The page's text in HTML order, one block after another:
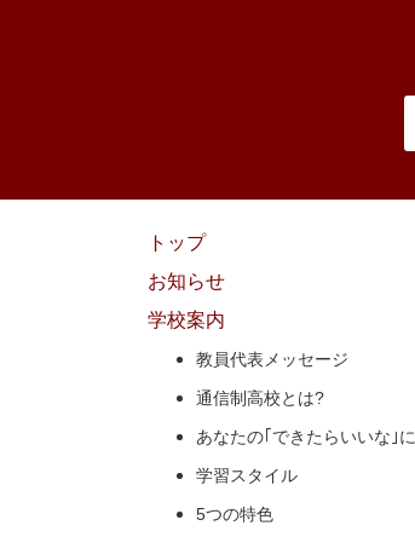
トップ
お知らせ
学校案内
教員代表メッセージ
通信制高校とは?
あなたの｢できたらいいな｣に
学習スタイル
5つの特色